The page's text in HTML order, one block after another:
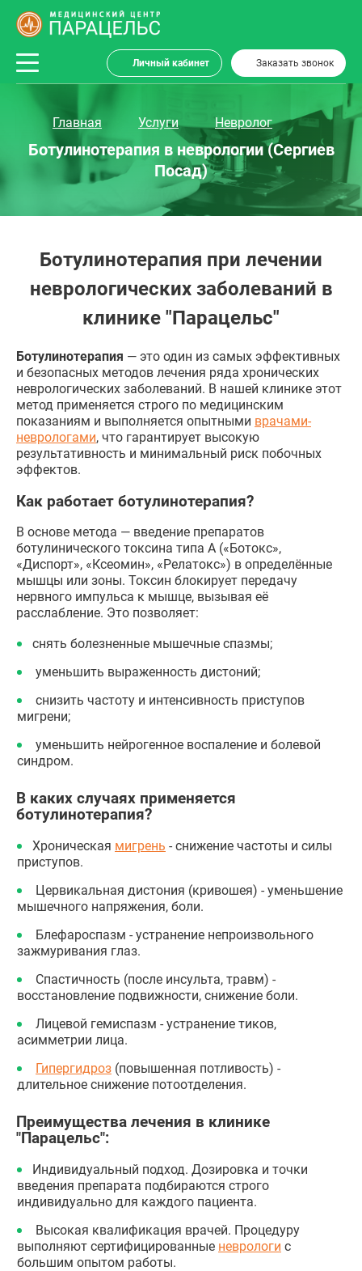
Личный кабинет Заказать звонок
Главная Услуги Невролог
Ботулинотерапия в неврологии (Сергиев
Посад)
Ботулинотерапия при лечении
неврологических заболеваний в
клинике "Парацельс"
Ботулинотерапия — это один из самых эффективных
и безопасных методов лечения ряда хронических
неврологических заболеваний. В нашей клинике этот
метод применяется строго по медицинским
показаниям и выполняется опытными врачами-
неврологами, что гарантирует высокую
результативность и минимальный риск побочных
эффектов.
Как работает ботулинотерапия?
В основе метода — введение препаратов
ботулинического токсина типа А («Ботокс»,
«Диспорт», «Ксеомин», «Релатокс») в определённые
мышцы или зоны. Токсин блокирует передачу
нервного импульса к мышце, вызывая её
расслабление. Это позволяет:
снять болезненные мышечные спазмы;
уменьшить выраженность дистоний;
снизить частоту и интенсивность приступов
мигрени;
уменьшить нейрогенное воспаление и болевой
синдром.
В каких случаях применяется
ботулинотерапия?
Хроническая мигрень - снижение частоты и силы
приступов.
Цервикальная дистония (кривошея) - уменьшение
мышечного напряжения, боли.
Блефароспазм - устранение непроизвольного
зажмуривания глаз.
Спастичность (после инсульта, травм) -
восстановление подвижности, снижение боли.
Лицевой гемиспазм - устранение тиков,
асимметрии лица.
Гипергидроз (повышенная потливость) -
длительное снижение потоотделения.
Преимущества лечения в клинике
"Парацельс":
Индивидуальный подход. Дозировка и точки
введения препарата подбираются строго
индивидуально для каждого пациента.
Высокая квалификация врачей. Процедуру
выполняют сертифицированные неврологи с
большим опытом работы.